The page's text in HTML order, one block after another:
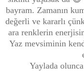
bayram. Zamanın
değerli ve kararlı
ara renklerin
Yaz mevsiminin
Yaylada